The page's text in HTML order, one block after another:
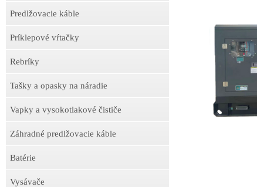
Predlžovacie káble
Príklepové vŕtačky
Rebríky
Tašky a opasky na náradie
Vapky a vysokotlakové čističe
Záhradné predlžovacie káble
Batérie
Vysávače